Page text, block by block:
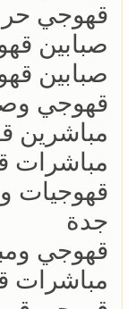
قهوجي
صبابين
صبابين
قهوجي
مباشرين
مباشرات
قهوجيات
جدة
قهوجي
مباشرات